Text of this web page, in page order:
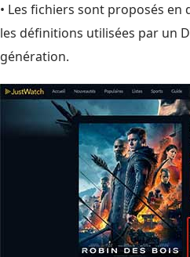
• Les fichiers sont proposés
les définitions utilisées par un
génération.